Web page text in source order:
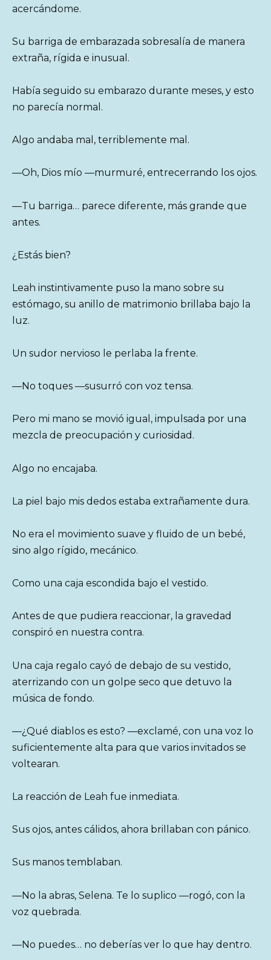
acercándome.
Su barriga de embarazada sobresalía de manera
extraña, rígida e inusual.
Había seguido su embarazo durante meses, y esto
no parecía normal.
Algo andaba mal, terriblemente mal.
—Oh, Dios mío —murmuré, entrecerrando los ojos.
—Tu barriga… parece diferente, más grande que
antes.
¿Estás bien?
Leah instintivamente puso la mano sobre su
estómago, su anillo de matrimonio brillaba bajo la
luz.
Un sudor nervioso le perlaba la frente.
—No toques —susurró con voz tensa.
Pero mi mano se movió igual, impulsada por una
mezcla de preocupación y curiosidad.
Algo no encajaba.
La piel bajo mis dedos estaba extrañamente dura.
No era el movimiento suave y fluido de un bebé,
sino algo rígido, mecánico.
Como una caja escondida bajo el vestido.
Antes de que pudiera reaccionar, la gravedad
conspiró en nuestra contra.
Una caja regalo cayó de debajo de su vestido,
aterrizando con un golpe seco que detuvo la
música de fondo.
—¿Qué diablos es esto? —exclamé, con una voz lo
suficientemente alta para que varios invitados se
voltearan.
La reacción de Leah fue inmediata.
Sus ojos, antes cálidos, ahora brillaban con pánico.
Sus manos temblaban.
—No la abras, Selena. Te lo suplico —rogó, con la
voz quebrada.
—No puedes… no deberías ver lo que hay dentro.